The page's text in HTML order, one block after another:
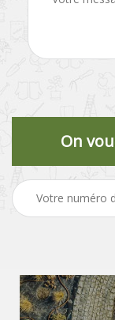
On